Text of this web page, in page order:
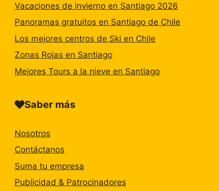
Vacaciones de invierno en Santiago 2026
Panoramas gratuitos en Santiago de Chile
Los mejores centros de Ski en Chile
Zonas Rojas en Santiago
Mejores Tours a la nieve en Santiago
Saber más
Nosotros
Contáctanos
Suma tu empresa
Publicidad & Patrocinadores